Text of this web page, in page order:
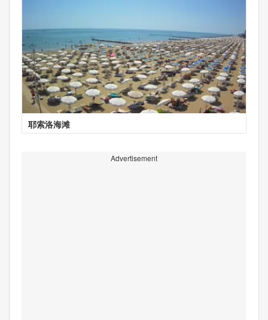
耶索洛海滩
Advertisement